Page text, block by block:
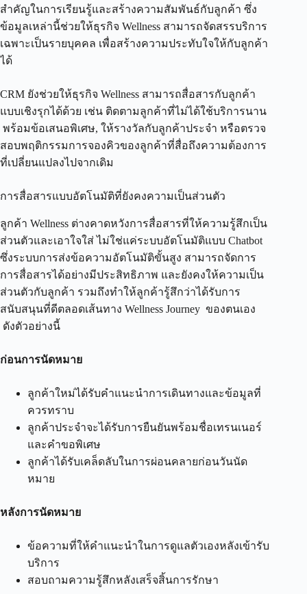
สำคัญในการเรียนรู้และสร้างความสัมพันธ์กับลูกค้า ซึ่ง
ข้อมูลเหล่านี้ช่วยให้ธุรกิจ Wellness สามารถจัดสรรบริการ
เฉพาะเป็นรายบุคคล เพื่อสร้างความประทับใจให้กับลูกค้า
ได้
CRM ยังช่วยให้ธุรกิจ Wellness สามารถสื่อสารกับลูกค้า
แบบเชิงรุกได้ด้วย เช่น ติดตามลูกค้าที่ไม่ได้ใช้บริการนาน
พร้อมข้อเสนอพิเศษ, ให้รางวัลกับลูกค้าประจำ หรือตรวจ
สอบพฤติกรรมการจองคิวของลูกค้าที่สื่อถึงความต้องการ
ที่เปลี่ยนแปลงไปจากเดิม
การสื่อสารแบบอัตโนมัติที่ยังคงความเป็นส่วนตัว
ลูกค้า Wellness ต่างคาดหวังการสื่อสารที่ให้ความรู้สึกเป็น
ส่วนตัวและเอาใจใส่ ไม่ใช่แค่ระบบอัตโนมัติแบบ Chatbot
ซึ่งระบบการส่งข้อความอัตโนมัติขั้นสูง สามารถจัดการ
การสื่อสารได้อย่างมีประสิทธิภาพ และยังคงให้ความเป็น
ส่วนตัวกับลูกค้า รวมถึงทำให้ลูกค้ารู้สึกว่าได้รับการ
สนับสนุนที่ดีตลอดเส้นทาง Wellness Journey ของตนเอง
ดังตัวอย่างนี้
ก่อนการนัดหมาย
ลูกค้าใหม่ได้รับคำแนะนำการเดินทางและข้อมูลที่
ควรทราบ
ลูกค้าประจำจะได้รับการยืนยันพร้อมชื่อเทรนเนอร์
และคำขอพิเศษ
ลูกค้าได้รับเคล็ดลับในการผ่อนคลายก่อนวันนัด
หมาย
หลังการนัดหมาย
ข้อความที่ให้คำแนะนำในการดูแลตัวเองหลังเข้ารับ
บริการ
สอบถามความรู้สึกหลังเสร็จสิ้นการรักษา